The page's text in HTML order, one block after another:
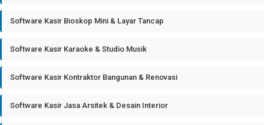
Software Kasir Bioskop Mini & Layar Tancap
Software Kasir Karaoke & Studio Musik
Software Kasir Kontraktor Bangunan & Renovasi
Software Kasir Jasa Arsitek & Desain Interior